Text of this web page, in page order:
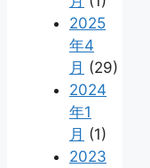
2025
年4
月 (29)
2024
年1
月 (1)
2023